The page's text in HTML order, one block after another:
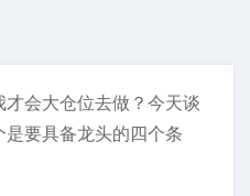
会大仓位去做？今天谈
要具备龙头的四个条